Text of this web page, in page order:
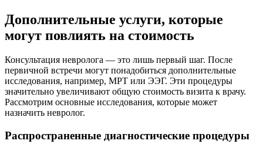
Дополнительные услуги, которые
могут повлиять на стоимость
Консультация невролога — это лишь первый шаг. После
первичной встречи могут понадобиться дополнительные
исследования, например, МРТ или ЭЭГ. Эти процедуры
значительно увеличивают общую стоимость визита к врачу.
Рассмотрим основные исследования, которые может
назначить невролог.
Распространенные диагностические процедуры